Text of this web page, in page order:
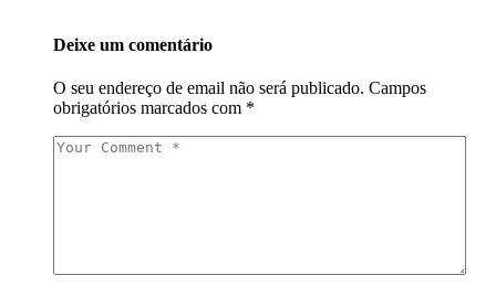
Deixe um comentário
O seu endereço de email não será publicado. Campos
obrigatórios marcados com *